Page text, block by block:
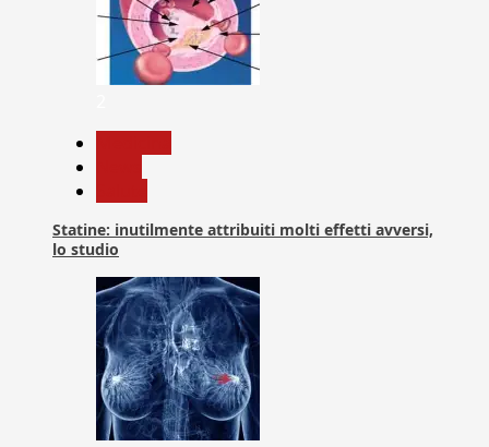
Statine: inutilmente attribuiti molti effetti avversi,
lo studio